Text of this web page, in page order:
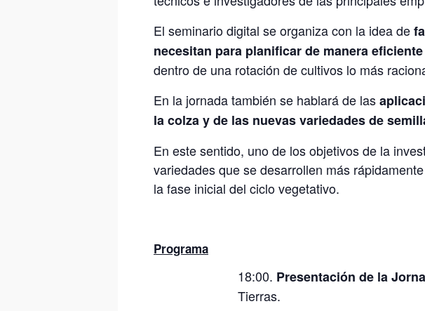
El seminario digital se organiza con la idea de
necesitan para planificar de manera
dentro de una rotación de cultivos lo más
En la jornada también se hablará de las
la colza y de las nuevas variedades de
En este sentido, uno de los objetivos de la
variedades que se desarrollen más
la fase inicial del ciclo vegetativo.
Programa
18:00. Presentación de la
Tierras.